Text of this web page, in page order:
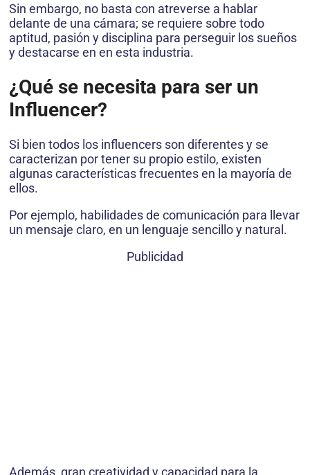
Sin embargo, no basta con atreverse a hablar
delante de una cámara; se requiere sobre todo
aptitud, pasión y disciplina para perseguir los sueños
y destacarse en en esta industria.
¿Qué se necesita para ser un
Influencer?
Si bien todos los influencers son diferentes y se
caracterizan por tener su propio estilo, existen
algunas características frecuentes en la mayoría de
ellos.
Por ejemplo, habilidades de comunicación para llevar
un mensaje claro, en un lenguaje sencillo y natural.
Publicidad
Además, gran creatividad y capacidad para la